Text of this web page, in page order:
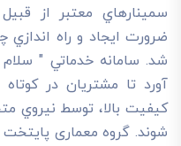
سمينارهاي معتبر از
ضرورت ايجاد و راه
شد. سامانه خدماتي "
آورد تا مشتريان در
کيفيت بالا، توسط نيروي
شوند. گروه معماری